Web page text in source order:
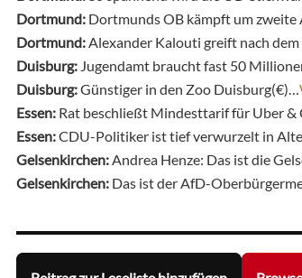
Dortmund: Dortmunds OB kämpft um zweite
Dortmund: Alexander Kalouti greift nach dem
Duisburg: Jugendamt braucht fast 50
Duisburg:Günstiger in den Zoo Duisburg(€)…
Essen: Rat beschließt Mindesttarif für Uber &
Essen:CDU-Politiker ist tief verwurzelt in
Gelsenkirchen: Andrea Henze: Das ist die
Gelsenkirchen: Das ist der AfD-